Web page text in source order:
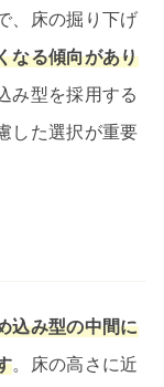
、床の掘り下げ
なる傾向があり
み型を採用する
した選択が重要
込み型の中間に
。床の高さに近